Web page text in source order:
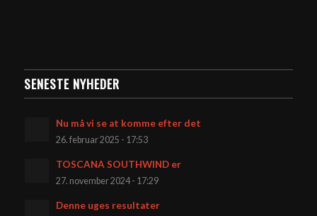
SENESTE NYHEDER
Nu må vi se at komme efter det
26. februar 2025 - 17:53
TOSCANA SOUTHWIND er
27. november 2024 - 17:29
Denne uges resultater